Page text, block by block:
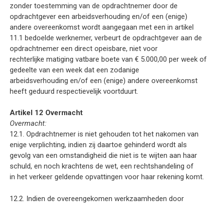
zonder toestemming van de opdrachtnemer door de
opdrachtgever een arbeidsverhouding en/of een (enige)
andere overeenkomst wordt aangegaan met een in artikel
11.1 bedoelde werknemer, verbeurt de opdrachtgever aan de
opdrachtnemer een direct opeisbare, niet voor
rechterlijke matiging vatbare boete van € 5.000,00 per week of
gedeelte van een week dat een zodanige
arbeidsverhouding en/of een (enige) andere overeenkomst
heeft geduurd respectievelijk voortduurt.
Artikel 12 Overmacht
Overmacht:
12.1. Opdrachtnemer is niet gehouden tot het nakomen van
enige verplichting, indien zij daartoe gehinderd wordt als
gevolg van een omstandigheid die niet is te wijten aan haar
schuld, en noch krachtens de wet, een rechtshandeling of
in het verkeer geldende opvattingen voor haar rekening komt.
12.2. Indien de overeengekomen werkzaamheden door